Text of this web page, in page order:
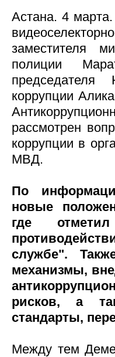
Астана. 4
заместителя
полиции
председателя
коррупции
рассмотрен
коррупции в
МВД.
По
новые
где
службе".
механизмы,
рисков, а
стандарты,
Между тем